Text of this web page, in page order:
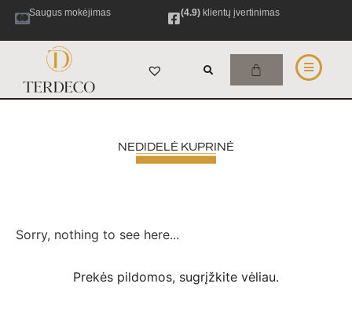
Saugus mokėjimas (4.9)klientų įvertinimas
NEDIDELĖ KUPRINĖ
Sorry, nothing to see here...
Prekės pildomos, sugrįžkite vėliau.